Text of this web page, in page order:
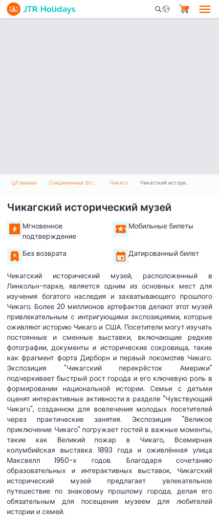
Mobile Search
Главная Соединенные Штаты Америки Чикаго Чикагский исторический музей
Чикагский исторический музей
Мгновенное
подтверждение
Мобильные билеты
Без возврата Датированный билет
Чикагский исторический музей, расположенный в
Линкольн-парке, является одним из основных мест для
изучения богатого наследия и захватывающего прошлого
Чикаго. Более 20 миллионов артефактов делают этот музей
привлекательным с интригующими экспозициями, которые
оживляют историю Чикаго и США. Посетители могут изучать
постоянные и сменные выставки, включающие редкие
фотографии, документы и исторические сокровища, такие
как фрагмент форта Дирборн и первый локомотив Чикаго.
Экспозиция "Чикагский перекрёсток Америки"
подчеркивает быстрый рост города и его ключевую роль в
формировании национальной истории. Семьи с детьми
оценят интерактивные активности в разделе "Чувствующий
Чикаго", созданном для вовлечения молодых посетителей
через практические занятия. Экспозиция "Великое
приключение Чикаго" погружает гостей в важные моменты,
такие как Великий пожар в Чикаго, Всемирная
колумбийская выставка 1893 года и оживлённая улица
Максвелл 1950-х годов. Благодаря сочетанию
образовательных и интерактивных выставок, Чикагский
исторический музей предлагает увлекательное
путешествие по знаковому прошлому города, делая его
обязательным для посещения музеем для любителей
истории и семей.